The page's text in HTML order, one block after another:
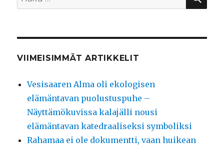
VIIMEISIMMÄT ARTIKKELIT
Vesisaaren Alma oli ekologisen
elämäntavan puolustuspuhe –
Näyttämökuvissa kalajälli nousi
elämäntavan katedraaliseksi symboliksi
Rahamaa ei ole dokumentti, vaan huikean